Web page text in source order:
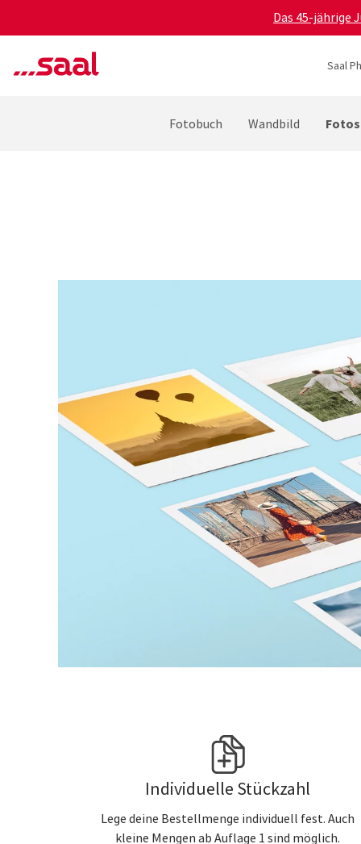
Das 45-jährige
Saal
Fotobuch Wandbild Fotos
Individuelle Stückzahl
Lege deine Bestellmenge individuell fest. Auch
kleine Mengen ab Auflage 1 sind möglich.